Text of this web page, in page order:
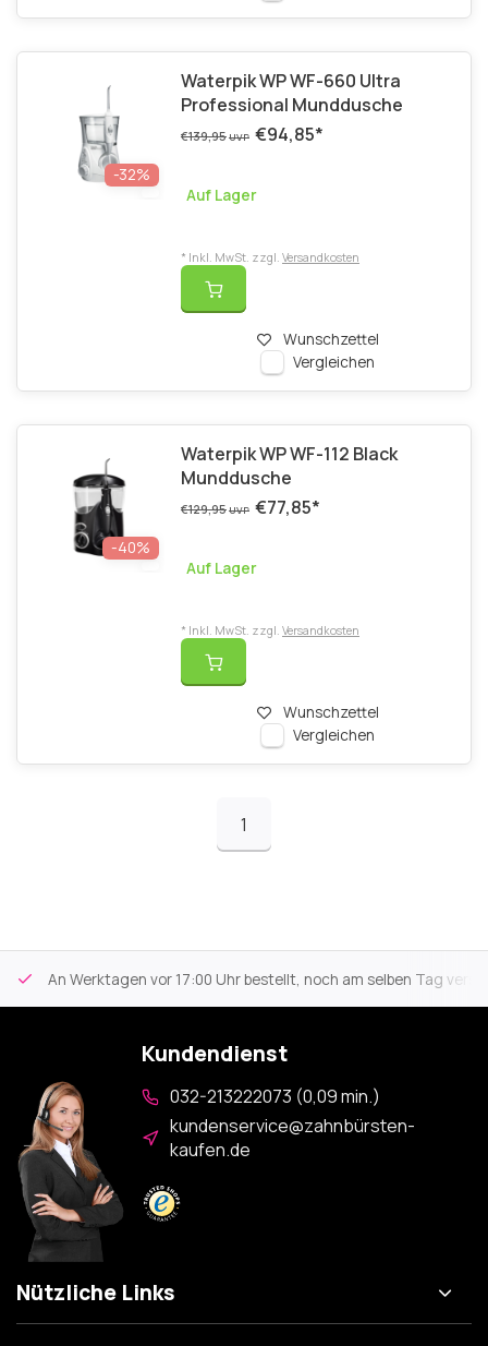
-32%
Waterpik WP WF-660 Ultra
Professional Munddusche
€139,95UVP €94,85*
Auf Lager
Wunschzettel
Vergleichen
* Inkl. MwSt. zzgl. Versandkosten
-40%
Waterpik WP WF-112 Black
Munddusche
€129,95UVP €77,85*
Auf Lager
Wunschzettel
Vergleichen
* Inkl. MwSt. zzgl. Versandkosten
1
An Werktagen vor 17:00 Uhr bestellt, noch am selben Tag
Kundendienst
032-213222073 (0,09 min.)
kundenservice@zahnbürsten-
kaufen.de
Nützliche Links